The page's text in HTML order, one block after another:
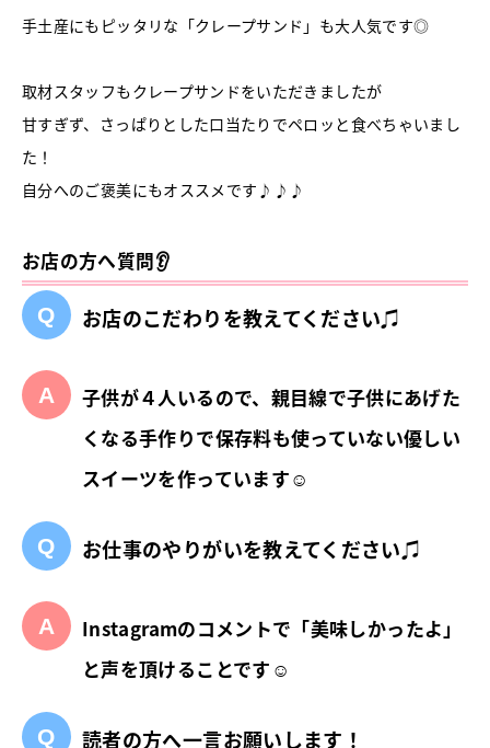
手土産にもピッタリな「クレープサンド」も大人気です◎
取材スタッフもクレープサンドをいただきましたが
甘すぎず、さっぱりとした口当たりでペロッと食べちゃいまし
た！
自分へのご褒美にもオススメです♪♪♪
お店の方へ質問👂
お店のこだわりを教えてください♫
子供が４人いるので、親目線で子供にあげた
くなる手作りで保存料も使っていない優しい
スイーツを作っています☺
お仕事のやりがいを教えてください♫
Instagramのコメントで「美味しかったよ」
と声を頂けることです☺
読者の方へ一言お願いします！